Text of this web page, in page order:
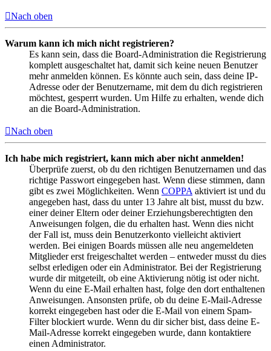
Nach oben
Warum kann ich mich nicht registrieren?
Es kann sein, dass die Board-Administration die Registrierung
komplett ausgeschaltet hat, damit sich keine neuen Benutzer
mehr anmelden können. Es könnte auch sein, dass deine IP-
Adresse oder der Benutzername, mit dem du dich registrieren
möchtest, gesperrt wurden. Um Hilfe zu erhalten, wende dich
an die Board-Administration.
Nach oben
Ich habe mich registriert, kann mich aber nicht anmelden!
Überprüfe zuerst, ob du den richtigen Benutzernamen und das
richtige Passwort eingegeben hast. Wenn diese stimmen, dann
gibt es zwei Möglichkeiten. Wenn COPPA aktiviert ist und du
angegeben hast, dass du unter 13 Jahre alt bist, musst du bzw.
einer deiner Eltern oder deiner Erziehungsberechtigten den
Anweisungen folgen, die du erhalten hast. Wenn dies nicht
der Fall ist, muss dein Benutzerkonto vielleicht aktiviert
werden. Bei einigen Boards müssen alle neu angemeldeten
Mitglieder erst freigeschaltet werden – entweder musst du dies
selbst erledigen oder ein Administrator. Bei der Registrierung
wurde dir mitgeteilt, ob eine Aktivierung nötig ist oder nicht.
Wenn du eine E-Mail erhalten hast, folge den dort enthaltenen
Anweisungen. Ansonsten prüfe, ob du deine E-Mail-Adresse
korrekt eingegeben hast oder die E-Mail von einem Spam-
Filter blockiert wurde. Wenn du dir sicher bist, dass deine E-
Mail-Adresse korrekt eingegeben wurde, dann kontaktiere
einen Administrator.